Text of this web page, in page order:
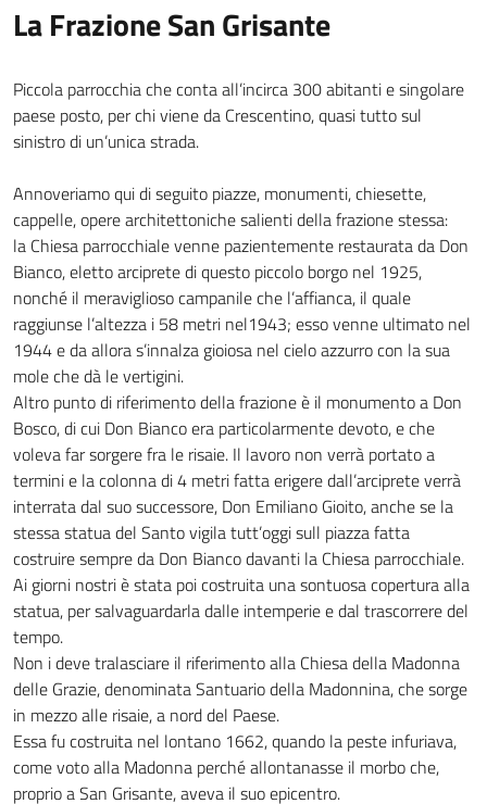
La Frazione San Grisante
Piccola parrocchia che conta all’incirca 300 abitanti e singolare
paese posto, per chi viene da Crescentino, quasi tutto sul
sinistro di un’unica strada.
Annoveriamo qui di seguito piazze, monumenti, chiesette,
cappelle, opere architettoniche salienti della frazione stessa:
la Chiesa parrocchiale venne pazientemente restaurata da Don
Bianco, eletto arciprete di questo piccolo borgo nel 1925,
nonché il meraviglioso campanile che l’affianca, il quale
raggiunse l’altezza i 58 metri nel1943; esso venne ultimato nel
1944 e da allora s’innalza gioiosa nel cielo azzurro con la sua
mole che dà le vertigini.
Altro punto di riferimento della frazione è il monumento a Don
Bosco, di cui Don Bianco era particolarmente devoto, e che
voleva far sorgere fra le risaie. Il lavoro non verrà portato a
termini e la colonna di 4 metri fatta erigere dall’arciprete verrà
interrata dal suo successore, Don Emiliano Gioito, anche se la
stessa statua del Santo vigila tutt’oggi sull piazza fatta
costruire sempre da Don Bianco davanti la Chiesa parrocchiale.
Ai giorni nostri è stata poi costruita una sontuosa copertura alla
statua, per salvaguardarla dalle intemperie e dal trascorrere del
tempo.
Non i deve tralasciare il riferimento alla Chiesa della Madonna
delle Grazie, denominata Santuario della Madonnina, che sorge
in mezzo alle risaie, a nord del Paese.
Essa fu costruita nel lontano 1662, quando la peste infuriava,
come voto alla Madonna perché allontanasse il morbo che,
proprio a San Grisante, aveva il suo epicentro.